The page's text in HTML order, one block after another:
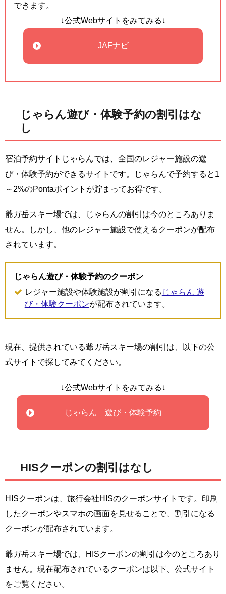
できます。
↓公式Webサイトをみてみる↓
JAFナビ
じゃらん遊び・体験予約の割引はな
し
宿泊予約サイトじゃらんでは、全国のレジャー施設の遊
び・体験予約ができるサイトです。じゃらんで予約すると1
～2%のPontaポイントが貯まってお得です。
爺ガ岳スキー場では、じゃらんの割引は今のところありま
せん。しかし、他のレジャー施設で使えるクーポンが配布
されています。
じゃらん遊び・体験予約のクーポン
レジャー施設や体験施設が割引になる じゃらん 遊
び・体験クーポンが配布されています。
現在、提供されている爺ガ岳スキー場の割引は、以下の公
式サイトで探してみてください。
↓公式Webサイトをみてみる↓
じゃらん 遊び・体験予約
HISクーポンの割引はなし
HISクーポンは、旅行会社HISのクーポンサイトです。印刷
したクーポンやスマホの画面を見せることで、割引になる
クーポンが配布されています。
爺ガ岳スキー場では、HISクーポンの割引は今のところあり
ません。現在配布されているクーポンは以下、公式サイト
をご覧ください。